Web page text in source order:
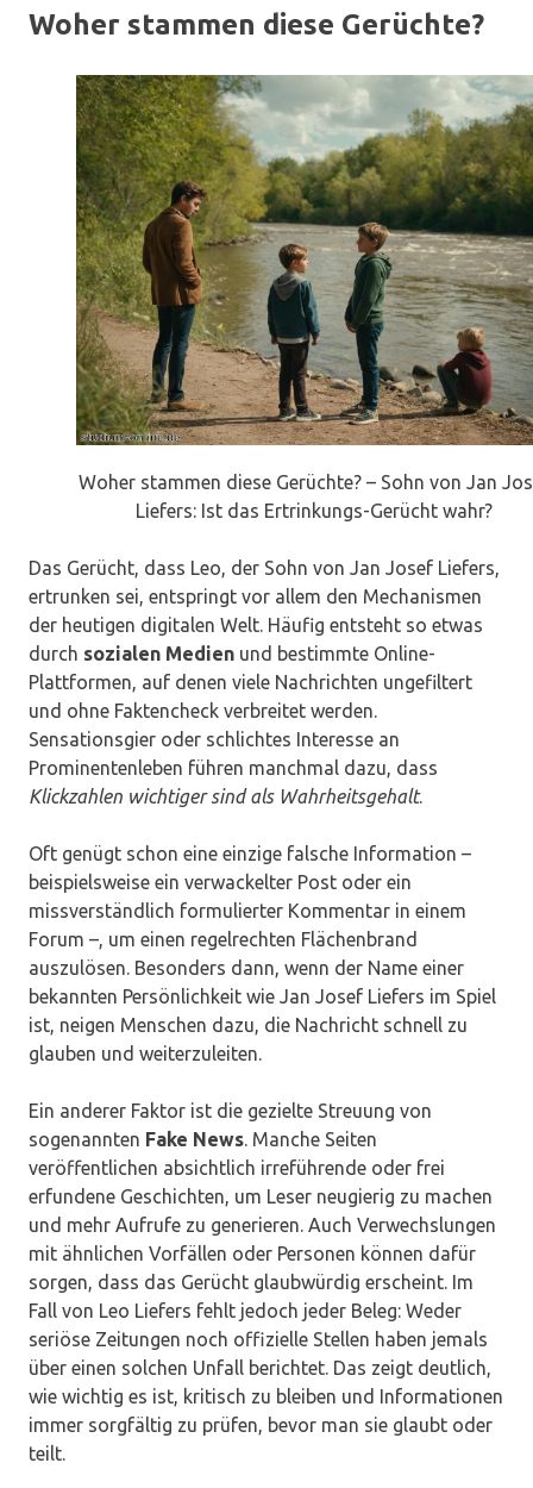
Woher stammen diese Gerüchte?
Woher stammen diese Gerüchte? – Sohn von Jan
Liefers: Ist das Ertrinkungs-Gerücht wahr?
Das Gerücht, dass Leo, der Sohn von Jan Josef Liefers,
ertrunken sei, entspringt vor allem den Mechanismen
der heutigen digitalen Welt. Häufig entsteht so etwas
durch sozialen Medien und bestimmte Online-
Plattformen, auf denen viele Nachrichten ungefiltert
und ohne Faktencheck verbreitet werden.
Sensationsgier oder schlichtes Interesse an
Prominentenleben führen manchmal dazu, dass
Klickzahlen wichtiger sind als Wahrheitsgehalt.
Oft genügt schon eine einzige falsche Information –
beispielsweise ein verwackelter Post oder ein
missverständlich formulierter Kommentar in einem
Forum –, um einen regelrechten Flächenbrand
auszulösen. Besonders dann, wenn der Name einer
bekannten Persönlichkeit wie Jan Josef Liefers im Spiel
ist, neigen Menschen dazu, die Nachricht schnell zu
glauben und weiterzuleiten.
Ein anderer Faktor ist die gezielte Streuung von
sogenannten Fake News. Manche Seiten
veröffentlichen absichtlich irreführende oder frei
erfundene Geschichten, um Leser neugierig zu machen
und mehr Aufrufe zu generieren. Auch Verwechslungen
mit ähnlichen Vorfällen oder Personen können dafür
sorgen, dass das Gerücht glaubwürdig erscheint. Im
Fall von Leo Liefers fehlt jedoch jeder Beleg: Weder
seriöse Zeitungen noch offizielle Stellen haben jemals
über einen solchen Unfall berichtet. Das zeigt deutlich,
wie wichtig es ist, kritisch zu bleiben und Informationen
immer sorgfältig zu prüfen, bevor man sie glaubt oder
teilt.